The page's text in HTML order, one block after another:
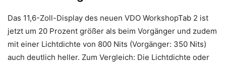
Das 11,6-Zoll-Display des neuen VDO WorkshopTab 2 ist
jetzt um 20 Prozent größer als beim Vorgänger und zudem
mit einer Lichtdichte von 800 Nits (Vorgänger: 350 Nits)
auch deutlich heller. Zum Vergleich: Die Lichtdichte oder